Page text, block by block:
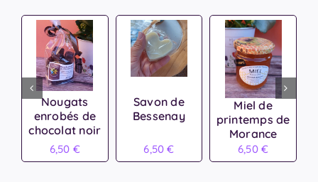
Rose
&
Blanc
Nougats
enrobés de
chocolat noir
6,50 €
Savon de
Bessenay
6,50€
Miel de
printemps de
Morance
6,50€